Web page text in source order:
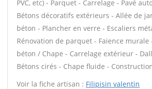
PVC, etc) - Parquet - Carrelage - Pavé
Bétons décoratifs extérieurs - Allée de
béton - Plancher en verre - Escaliers
Rénovation de parquet - Faïence murale
béton / Chape - Carrelage extérieur -
Bétons cirés - Chape fluide -
Voir la fiche artisan : Filipisin valentin